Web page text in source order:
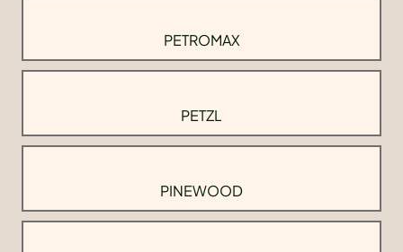
PETROMAX
PETZL
PINEWOOD